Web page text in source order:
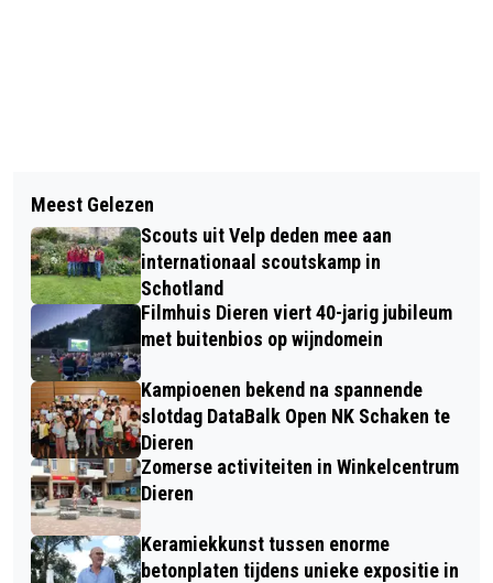
99% GESLAAGDEN BIJ AERES VMBO
VELP NA UITSLAG 1E TIJDVAK
VERBORGEN TALENTEN: BEELDENDE
KUNSTLESSEN AAN HUIS
Meest Gelezen
Scouts uit Velp deden mee aan
internationaal scoutskamp in
Schotland
Filmhuis Dieren viert 40-jarig jubileum
met buitenbios op wijndomein
Kampioenen bekend na spannende
slotdag DataBalk Open NK Schaken te
Dieren
Zomerse activiteiten in Winkelcentrum
Dieren
Keramiekkunst tussen enorme
betonplaten tijdens unieke expositie in